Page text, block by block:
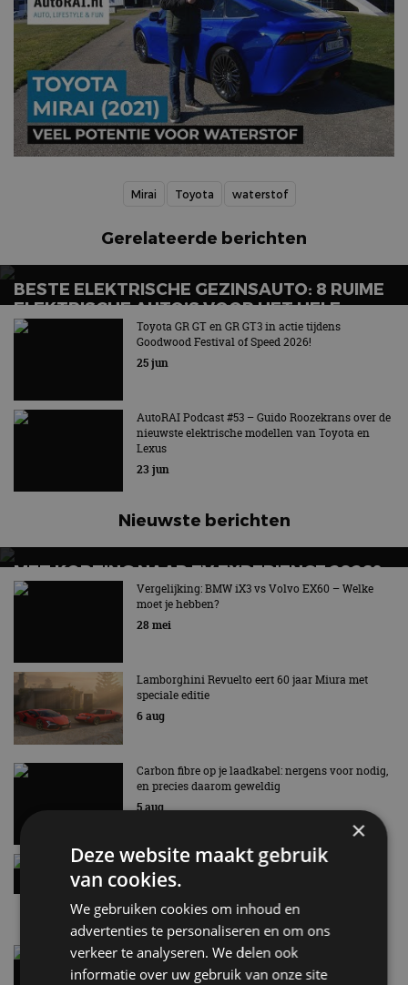
Mirai Toyota waterstof
Gerelateerde berichten
BESTE ELEKTRISCHE GEZINSAUTO: 8 RUIME
ELEKTRISCHE AUTO’S VOOR HET HELE
GEZIN
Wat is de beste elektrische gezinsauto voor grote
Toyota GR GT en GR GT3 in actie tijdens
Goodwood Festival of Speed 2026!
25 jun
AutoRAI Podcast #53 – Guido Roozekrans over de
nieuwste elektrische modellen van Toyota en
Lexus
23 jun
Nieuwste berichten
MET KORTING NAAR EV EXPERIENCE 2026?
AUTORAI REGELT HET!
EV Experience 2026 van 24 tot 26 september
Vergelijking: BMW iX3 vs Volvo EX60 – Welke
moet je hebben?
28 mei
Lamborghini Revuelto eert 60 jaar Miura met
speciale editie
6 aug
Carbon fibre op je laadkabel: nergens voor nodig,
en precies daarom geweldig
5 aug
Hennessey Blackbird krijgt atmosferische V8 en
handbak: soms is eenvoud leuker
Audi A2 e-Tron mikt op verbruik van 12,8 kWh
per 100 kilometer
×
Deze website maakt gebruik
van cookies.
We gebruiken cookies om inhoud en
advertenties te personaliseren en om ons
verkeer te analyseren. We delen ook
informatie over uw gebruik van onze site